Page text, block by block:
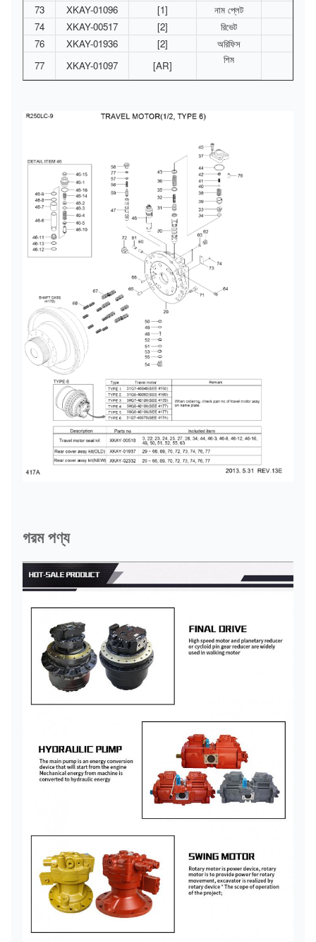
73
XKAY-01096 [1]
নাম প্লেট
74
XKAY-00517 [2]
রিভেট
76
XKAY-01936 [2]
অরিফিস
77
XKAY-01097 [AR] শিম
গরম পণ্য